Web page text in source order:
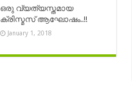
ഒരു വ്യത്യസ്തമായ
ക്രിസ്മസ് ആഘോഷം..!!
January 1, 2018